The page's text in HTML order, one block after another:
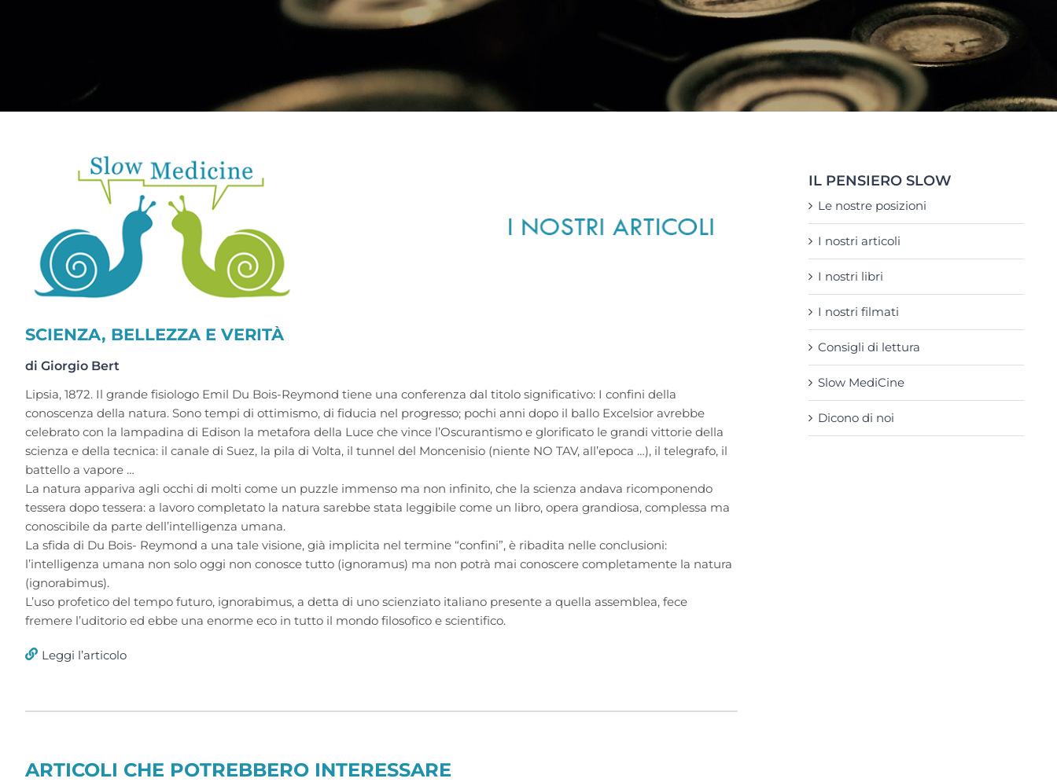
SCIENZA, BELLEZZA E VERITÀ
di Giorgio Bert
Lipsia, 1872. Il grande fisiologo Emil Du Bois-Reymond tiene una conferenza dal titolo significativo: I confini della
conoscenza della natura. Sono tempi di ottimismo, di fiducia nel progresso; pochi anni dopo il ballo Excelsior avrebbe
celebrato con la lampadina di Edison la metafora della Luce che vince l’Oscurantismo e glorificato le grandi vittorie della
scienza e della tecnica: il canale di Suez, la pila di Volta, il tunnel del Moncenisio (niente NO TAV, all’epoca …), il telegrafo, il
battello a vapore …
La natura appariva agli occhi di molti come un puzzle immenso ma non infinito, che la scienza andava ricomponendo
tessera dopo tessera: a lavoro completato la natura sarebbe stata leggibile come un libro, opera grandiosa, complessa ma
conoscibile da parte dell’intelligenza umana.
La sfida di Du Bois- Reymond a una tale visione, già implicita nel termine “confini”, è ribadita nelle conclusioni:
l’intelligenza umana non solo oggi non conosce tutto (ignoramus) ma non potrà mai conoscere completamente la natura
(ignorabimus).
L’uso profetico del tempo futuro, ignorabimus, a detta di uno scienziato italiano presente a quella assemblea, fece
fremere l’uditorio ed ebbe una enorme eco in tutto il mondo filosofico e scientifico.
Leggi l’articolo
ARTICOLI CHE POTREBBERO INTERESSARE
IL PENSIERO SLOW
Le nostre posizioni
I nostri articoli
I nostri libri
I nostri filmati
Consigli di lettura
Slow MediCine
Dicono di noi